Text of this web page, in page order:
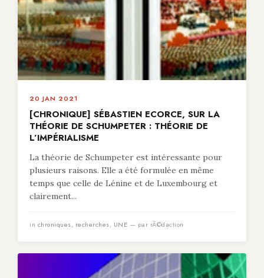
20 JAN 2021
[CHRONIQUE] SÉBASTIEN ECORCE, SUR LA
THÉORIE DE SCHUMPETER : THÉORIE DE
L’IMPÉRIALISME
La théorie de Schumpeter est intéressante pour
plusieurs raisons. Elle a été formulée en même
temps que celle de Lénine et de Luxembourg et
clairement...
in chroniques, recherches, UNE — par rÃ©daction